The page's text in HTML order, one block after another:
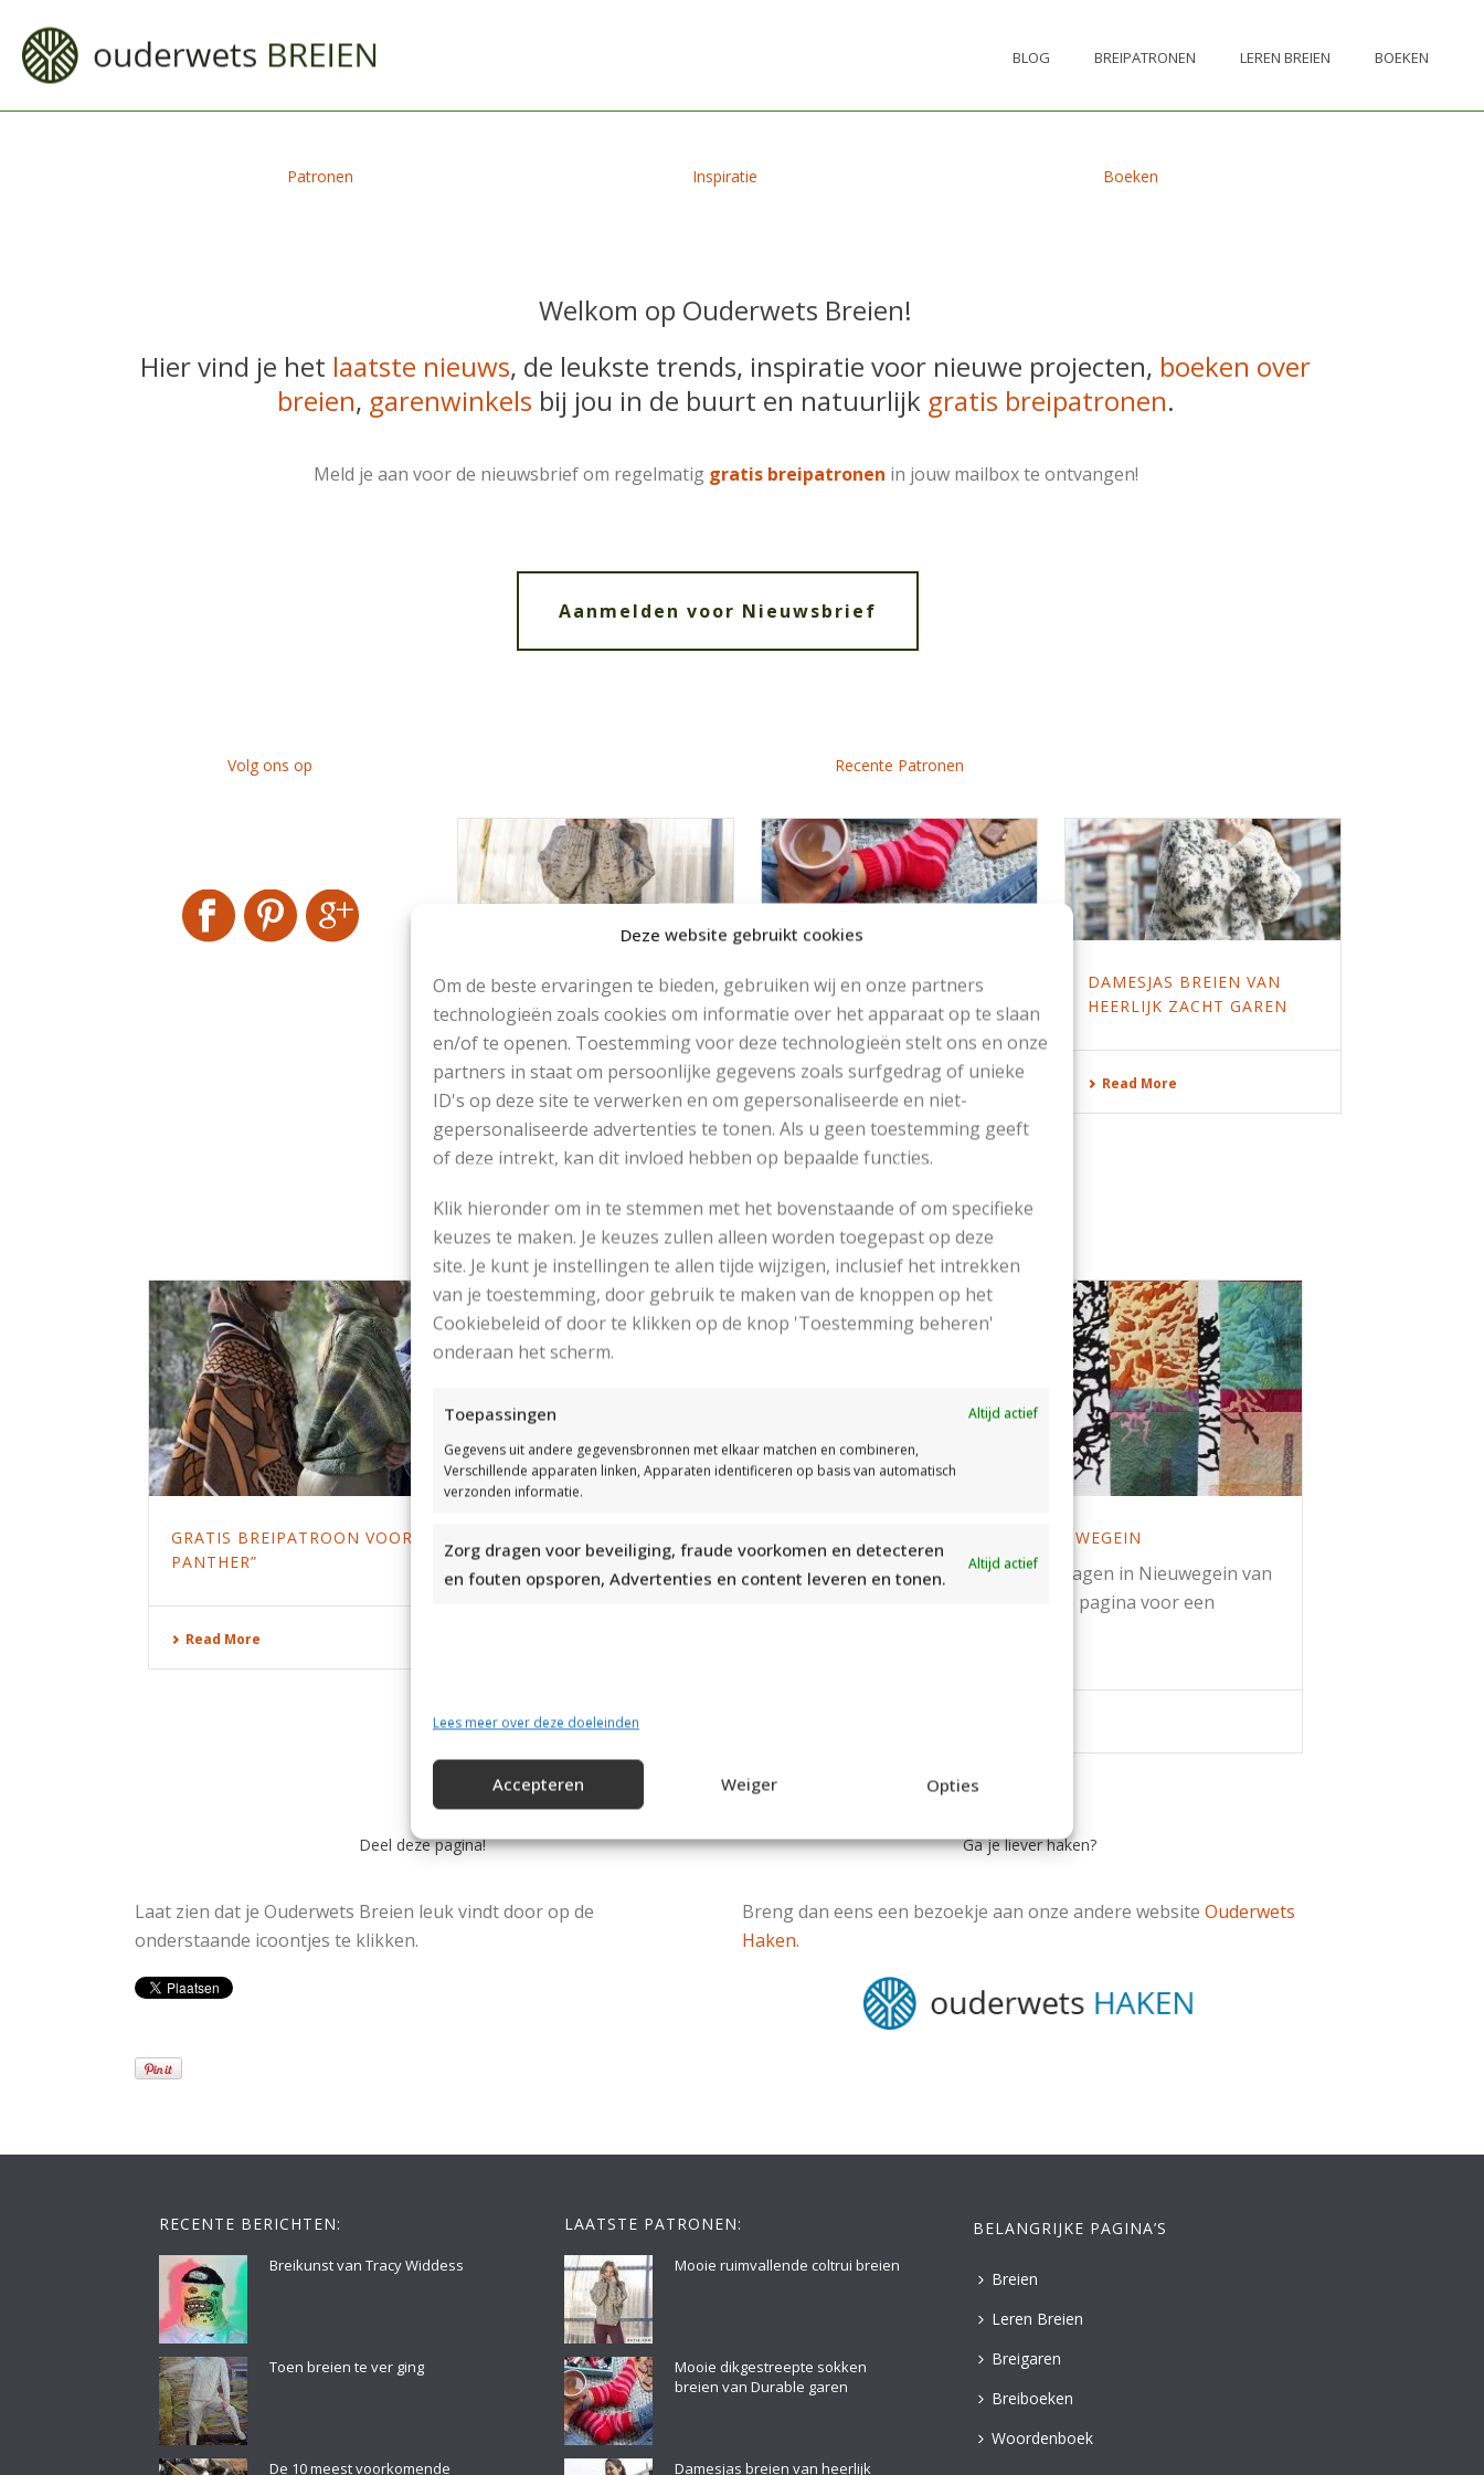
Deze website gebruikt cookies
Om de beste ervaringen te bieden, gebruiken wij en onze partners
technologieën zoals cookies om informatie over het apparaat op te slaan
en/of te openen. Toestemming voor deze technologieën stelt ons en onze
partners in staat om persoonlijke gegevens zoals surfgedrag of unieke
ID's op deze site te verwerken en om gepersonaliseerde en niet-
gepersonaliseerde advertenties te tonen. Als u geen toestemming geeft
of deze intrekt, kan dit invloed hebben op bepaalde functies.
Klik hieronder om in te stemmen met het bovenstaande of om specifieke
keuzes te maken. Je keuzes zullen alleen worden toegepast op deze
site. Je kunt je instellingen te allen tijde wijzigen, inclusief het intrekken
van je toestemming, door gebruik te maken van de knoppen op het
Cookiebeleid of door te klikken op de knop 'Toestemming beheren'
onderaan het scherm.
Toepassingen
Altijd actief
Gegevens uit andere gegevensbronnen met elkaar matchen en combineren,
Verschillende apparaten linken, Apparaten identificeren op basis van automatisch
verzonden informatie.
Zorg dragen voor beveiliging, fraude voorkomen en detecteren
en fouten opsporen, Advertenties en content leveren en tonen.
Altijd actief
Lees meer over deze doeleinden
Accepteren Weiger Opties
BLOG BREIPATRONEN LEREN BREIEN BOEKEN
Patronen Inspiratie Boeken
Welkom op Ouderwets Breien!
Hier vind je het laatste nieuws, de leukste trends, inspiratie voor nieuwe projecten, boeken over
breien, garenwinkels bij jou in de buurt en natuurlijk gratis breipatronen.
Meld je aan voor de nieuwsbrief om regelmatig gratis breipatronen in jouw mailbox te ontvangen!
Aanmelden voor Nieuwsbrief
Volg ons op Recente Patronen
MOOIE RUIMVALLENDE
COLTRUI BREIEN
Read More
MOOIE DIKGESTREEPTE
SOKKEN BREIEN VAN
DURABLE GAREN
Read More
DAMESJAS BREIEN VAN
HEERLIJK ZACHT GAREN
Read More
Recente Berichten
GRATIS BREIPATROON VOOR NAKIA’S SJAAL UIT “BLACK
PANTHER”
Read More
HANDWERK EN QUILTDAGEN IN NIEUWEGEIN
Lees alles over de handwerk en quiltdagen in Nieuwegein van
24 t/m 26 november. Kijk snel op deze pagina voor een
Deel deze pagina!
Laat zien dat je Ouderwets Breien leuk vindt door op de
onderstaande icoontjes te klikken.
Ga je liever haken?
Breng dan eens een bezoekje aan onze andere website Ouderwets
Haken.
RECENTE BERICHTEN:
Breikunst van Tracy Widdess
Toen breien te ver ging
De 10 meest voorkomende
LAATSTE PATRONEN:
Mooie ruimvallende coltrui breien
Mooie dikgestreepte sokken
breien van Durable garen
Damesjas breien van heerlijk
BELANGRIJKE PAGINA’S
Breien
Leren Breien
Breigaren
Breiboeken
Woordenboek